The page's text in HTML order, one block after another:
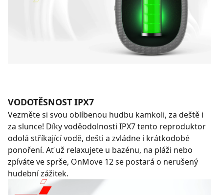
VODOTĚSNOST IPX7
Vezměte si svou oblíbenou hudbu kamkoli, za deště i
za slunce! Díky voděodolnosti IPX7 tento reproduktor
odolá stříkající vodě, dešti a zvládne i krátkodobé
ponoření. Ať už relaxujete u bazénu, na pláži nebo
zpíváte ve sprše, OnMove 12 se postará o nerušený
hudební zážitek.